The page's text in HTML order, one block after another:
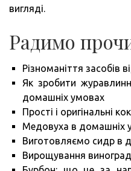
вигляді.
Радимо
Різноманіття засобів
Як зробити
домашніх умовах
Прості і оригінальні
Медовуха в домашніх
Виготовляємо сидр в
Вирощування